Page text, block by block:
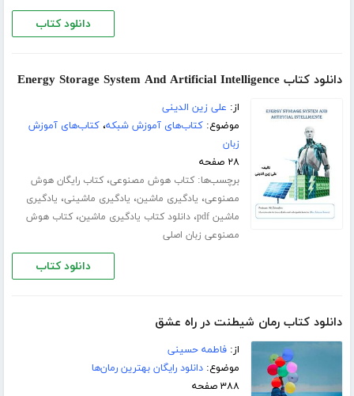
دانلود کتاب
دانلود کتاب Energy Storage System And Artificial Intelligence
از: علی زین الدینی
موضوع:کتاب‌های آموزش شبکه،کتاب‌های آموزش
زبان
۲۸ صفحه
برچسب‌ها:کتاب هوش مصنوعی،کتاب رایگان هوش
مصنوعی، یادگیری ماشین، یادگیری ماشینی، یادگیری
ماشین pdf
،دانلود کتاب یادگیری ماشین،کتاب هوش
مصنوعی زبان اصلی
دانلود کتاب
دانلود کتاب رمان شیطنت در راه عشق
از:فاطمه حسینی
موضوع:دانلود رایگان بهترین رمان‌ها
۳۸۸ صفحه